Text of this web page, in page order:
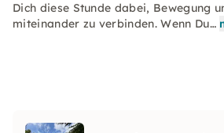
Dich diese Stunde dabei, Bewegung
miteinander zu verbinden. Wenn Du…